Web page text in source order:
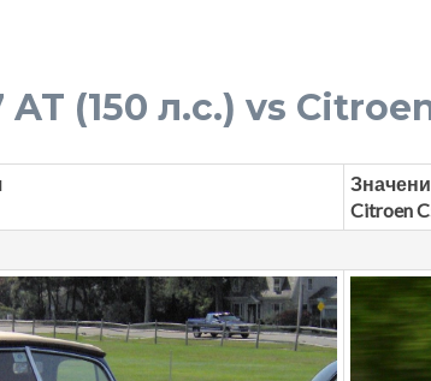
(150 л.с.) vs
Citroen